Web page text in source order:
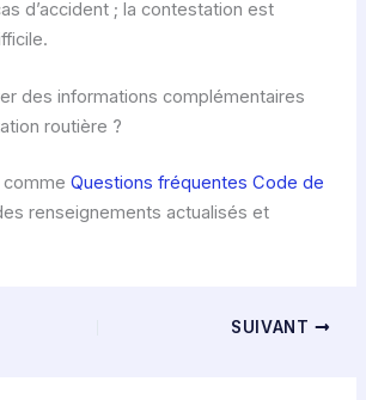
d’accident ; la contestation est
des informations complémentaires
routière ?
Questions fréquentes Code de
renseignements actualisés et
SUIVANT